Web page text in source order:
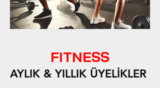
FITNESS
AYLIK & YILLIK ÜYELİKLER